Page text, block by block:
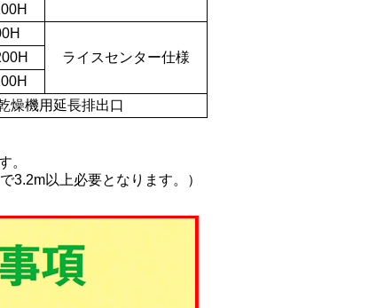
ライスセンター仕様
燥機用延長排出口
。
3.2m以上必要となります。）